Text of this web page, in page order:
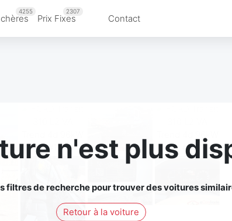
4255
Prix Fixes
2307
Contact
n'est plus
filtres de recherche pour trouver des voitures
Retour à la voiture